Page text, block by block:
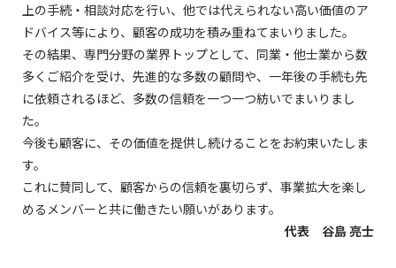
上の手続・相談対応を行い、他では代えられない高い価値のア
ドバイス等により、顧客の成功を積み重ねてまいりました。
その結果、専門分野の業界トップとして、同業・他士業から数
多くご紹介を受け、先進的な多数の顧問や、一年後の手続も先
に依頼されるほど、多数の信頼を一つ一つ紡いでまいりまし
た。
今後も顧客に、その価値を提供し続けることをお約束いたしま
す。
これに賛同して、顧客からの信頼を裏切らず、事業拡大を楽し
めるメンバーと共に働きたい願いがあります。
代表 谷島 亮士